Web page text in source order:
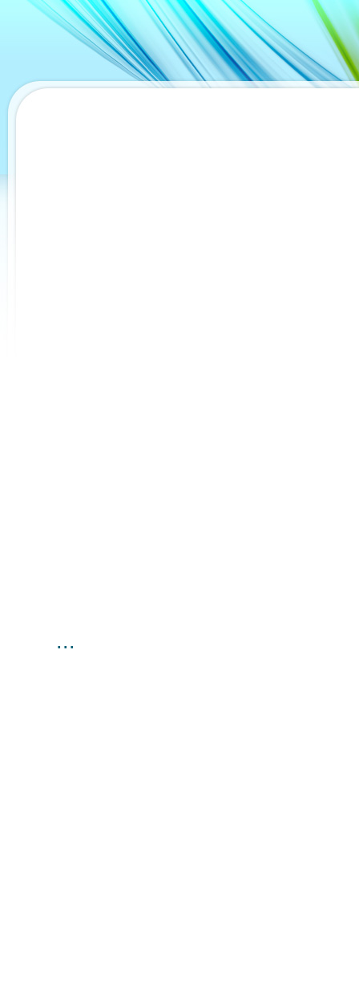
...